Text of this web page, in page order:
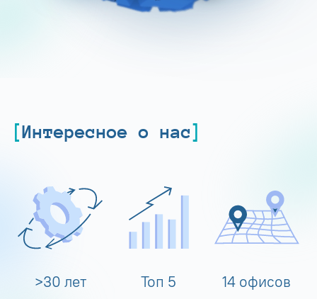
Интересное о нас
>30 лет Топ 5 14 офисов